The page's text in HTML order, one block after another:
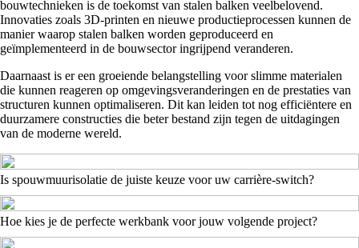
bouwtechnieken is de toekomst van stalen balken veelbelovend.
Innovaties zoals 3D-printen en nieuwe productieprocessen kunnen de
manier waarop stalen balken worden geproduceerd en
geïmplementeerd in de bouwsector ingrijpend veranderen.
Daarnaast is er een groeiende belangstelling voor slimme materialen
die kunnen reageren op omgevingsveranderingen en de prestaties van
structuren kunnen optimaliseren. Dit kan leiden tot nog efficiëntere en
duurzamere constructies die beter bestand zijn tegen de uitdagingen
van de moderne wereld.
Is spouwmuurisolatie de juiste keuze voor uw carrière-switch?
Hoe kies je de perfecte werkbank voor jouw volgende project?